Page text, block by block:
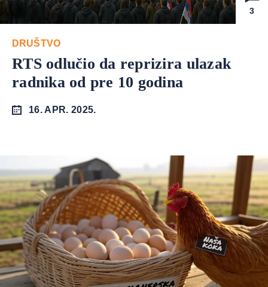
3
DRUŠTVO
RTS odlučio da reprizira ulazak
radnika od pre 10 godina
16. APR. 2025.